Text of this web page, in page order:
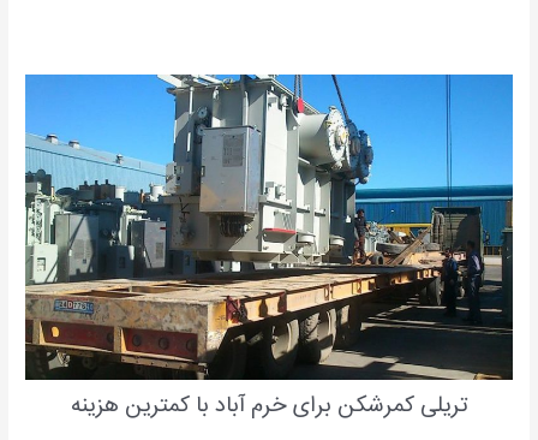
تریلی کمرشکن برای خرم آباد با کمترین هزینه